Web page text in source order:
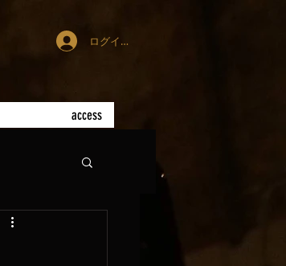
ログイン
access